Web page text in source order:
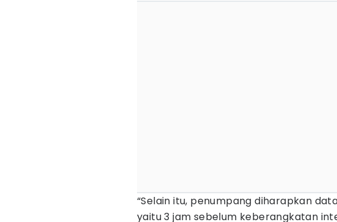
“Selain itu, penumpang diharapkan
yaitu 3 jam sebelum keberangkatan